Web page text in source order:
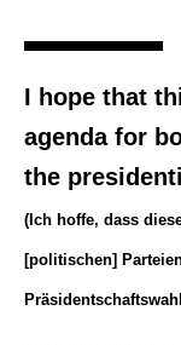
I hope that
agenda for
the
(Ich hoffe, dass
[politischen]